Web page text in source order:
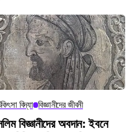
বিদ্যা বিজ্ঞানীদের জীবনী
বিজ্ঞানীদের অবদান: ইবনে